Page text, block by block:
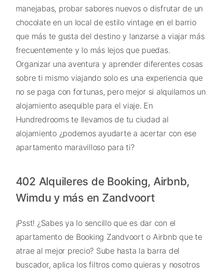
manejabas, probar sabores nuevos o disfrutar de un
chocolate en un local de estilo vintage en el barrio
que más te gusta del destino y lanzarse a viajar más
frecuentemente y lo más lejos que puedas.
Organizar una aventura y aprender diferentes cosas
sobre ti mismo viajando solo es una experiencia que
no se paga con fortunas, pero mejor si alquilamos un
alojamiento asequible para el viaje. En
Hundredrooms te llevamos de tu ciudad al
alojamiento ¿podemos ayudarte a acertar con ese
apartamento maravilloso para ti?
402 Alquileres de Booking, Airbnb,
Wimdu y más en Zandvoort
¡Psst! ¿Sabes ya lo sencillo que es dar con el
apartamento de Booking Zandvoort o Airbnb que te
atrae al mejor precio? Sube hasta la barra del
buscador, aplica los filtros como quieras y nosotros